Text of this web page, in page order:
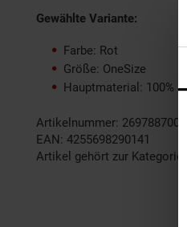
Gewählte Variante:
Farbe: Rot
Größe: OneSize
Hauptmaterial: 100%
Artikelnummer: 2697887001
EAN: 4255698290141
Artikel gehört zur Kategorie: